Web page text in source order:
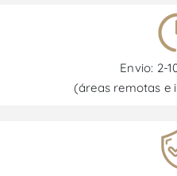
Envio: 2-
(áreas remotas e